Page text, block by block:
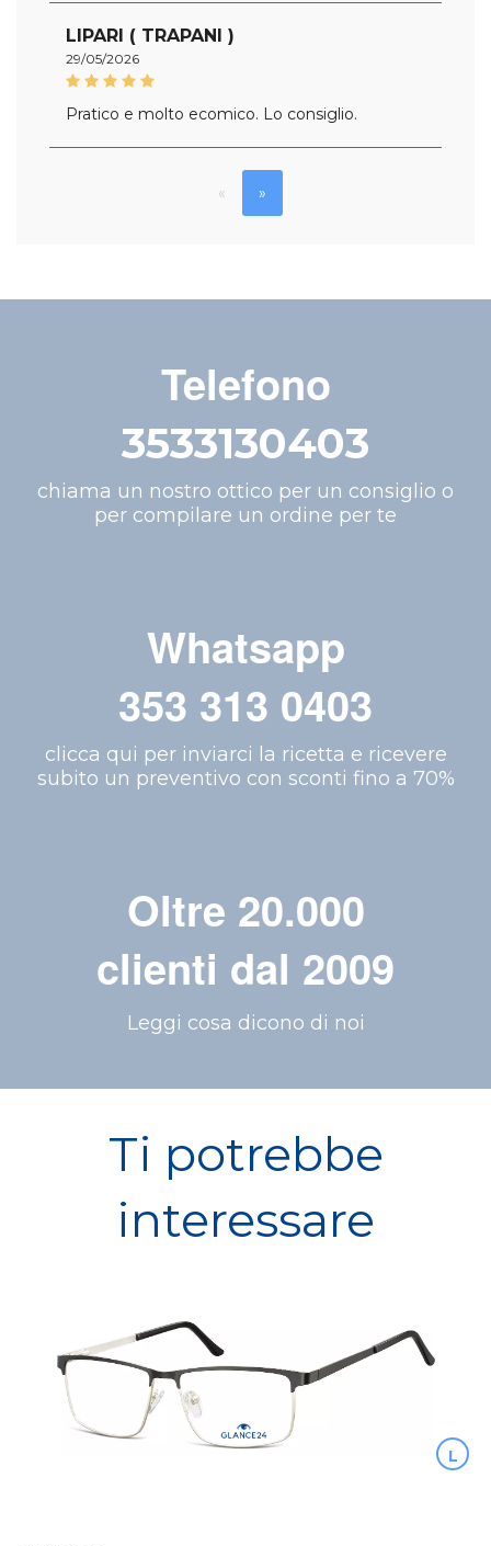
LIPARI ( TRAPANI )
29/05/2026
Pratico e molto ecomico. Lo consiglio.
« »
Telefono
3533130403
chiama un nostro ottico per un consiglio o
per compilare un ordine per te
Whatsapp
353 313 0403
clicca qui per inviarci la ricetta e ricevere
subito un preventivo con sconti fino a 70%
Oltre 20.000
clienti dal 2009
Leggi cosa dicono di noi
Ti potrebbe
interessare
L